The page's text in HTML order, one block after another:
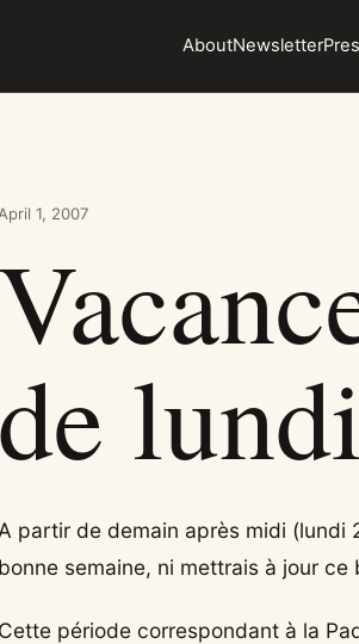
AboutNewsletter
April 1, 2007
de
A partir de demain après midi (lundi
bonne semaine, ni mettrais à jour ce
Cette période correspondant à la